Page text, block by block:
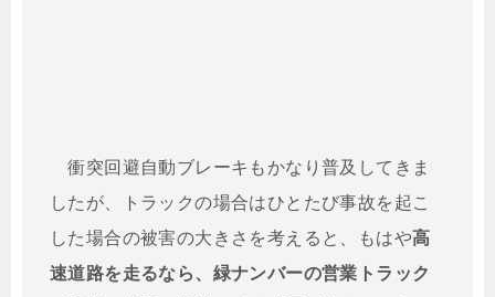
衝突回避自動ブレーキもかなり普及してきま
したが、トラックの場合はひとたび事故を起こ
した場合の被害の大きさを考えると、もはや高
速道路を走るなら、緑ナンバーの営業トラック